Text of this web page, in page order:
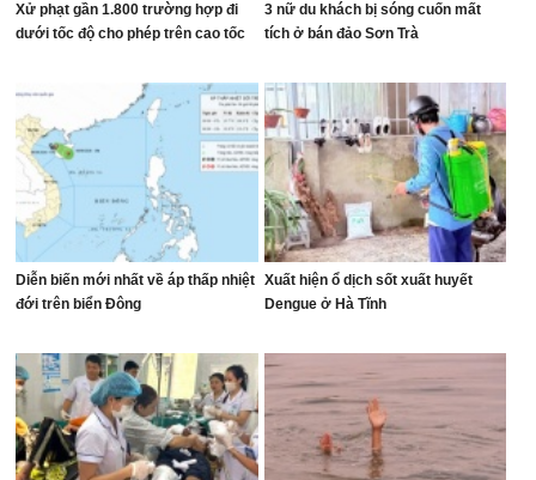
Xử phạt gần 1.800 trường hợp đi
dưới tốc độ cho phép trên cao tốc
3 nữ du khách bị sóng cuốn mất
tích ở bán đảo Sơn Trà
Diễn biến mới nhất về áp thấp nhiệt
đới trên biển Đông
Xuất hiện ổ dịch sốt xuất huyết
Dengue ở Hà Tĩnh